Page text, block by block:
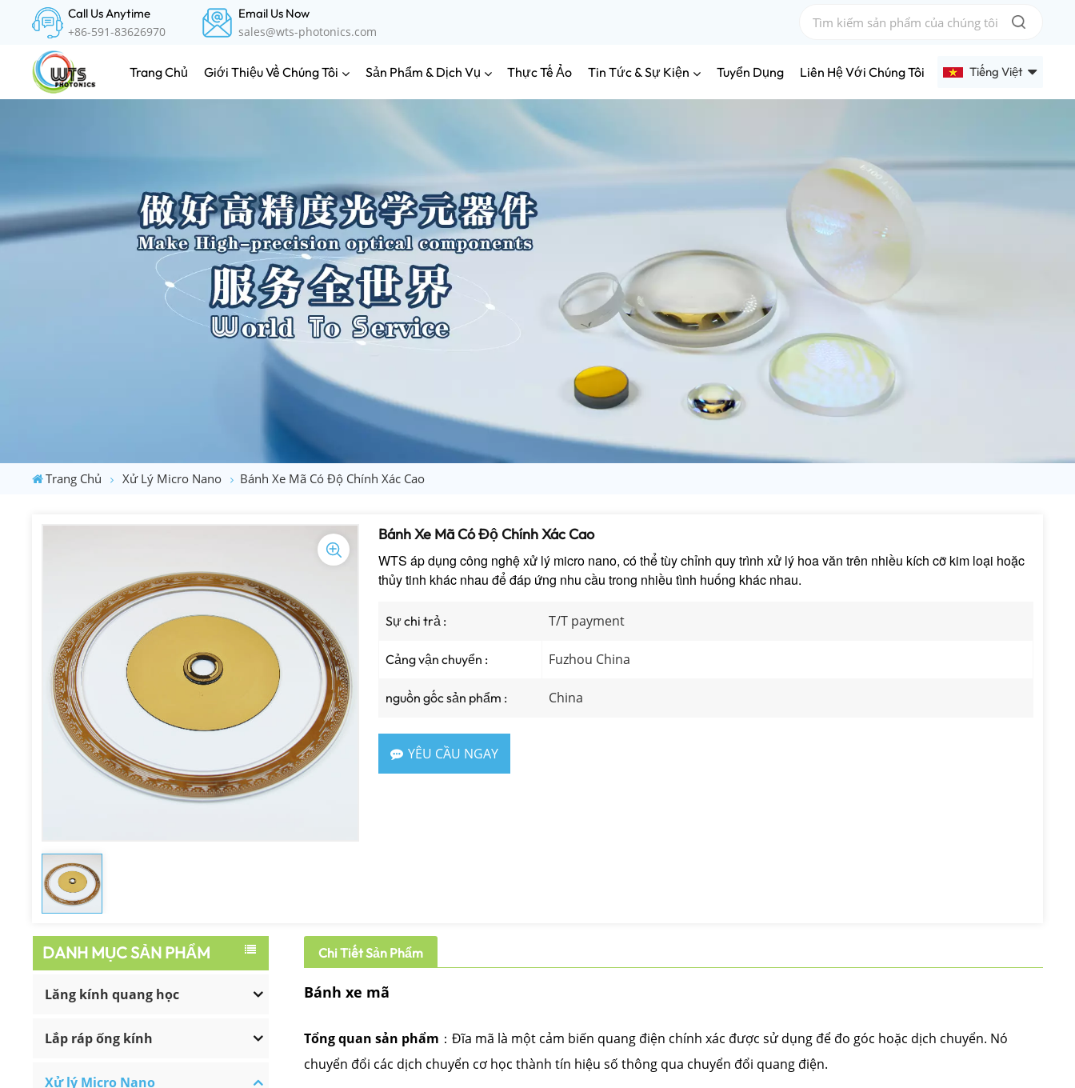
Call Us Anytime
+86-591-83626970
Email Us Now
sales@wts-photonics.com
Trang Chủ Giới Thiệu Về Chúng Tôi Sản Phẩm & Dịch Vụ Thực Tế Ảo Tin Tức & Sự Kiện Tuyển Dụng Liên Hệ Với Chúng Tôi Tiếng Việt
中文
Trang Chủ Xử Lý Micro Nano Bánh Xe Mã Có Độ Chính Xác Cao
Bánh Xe Mã Có Độ Chính Xác Cao
WTS áp dụng công nghệ xử lý micro nano, có thể tùy chỉnh quy trình xử lý hoa văn trên nhiều kích cỡ kim loại hoặc
thủy tinh khác nhau để đáp ứng nhu cầu trong nhiều tình huống khác nhau.
Sự chi trả : T/T payment
Cảng vận chuyển : Fuzhou China
nguồn gốc sản phẩm : China
YÊU CẦU NGAY
DANH MỤC SẢN PHẨM
Lăng kính quang học
Lắp ráp ống kính
Xử lý Micro Nano
Chi Tiết Sản Phẩm
Bánh xe mã
Tổng quan sản phẩm ：Đĩa mã là một cảm biến quang điện chính xác được sử dụng để đo góc hoặc dịch chuyển. Nó
chuyển đổi các dịch chuyển cơ học thành tín hiệu số thông qua chuyển đổi quang điện.